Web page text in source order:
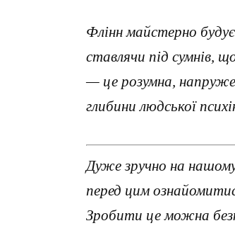
Флінн майстерно
ставлячи під сумнів,
— це розумна,
глибини людської
Дуже зручно на
перед цим
Зробити це можна